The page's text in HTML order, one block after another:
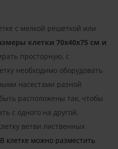
с мелкой решеткой или
клетки 70x40x75 см и
просторную, с
необходимо оборудовать
насестами разной
расположены так, чтобы
с одного на другой.
ветви лиственных
В клетке можно разместить